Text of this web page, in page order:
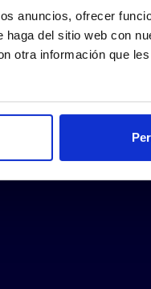
anuncios, ofrecer
del sitio web con
otra información que